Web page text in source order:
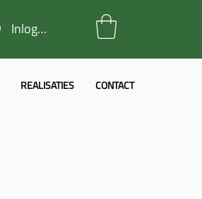
Inloggen
REALISATIES CONTACT